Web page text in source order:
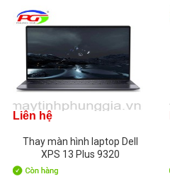
Liên hệ
Thay màn hình laptop Dell
XPS 13 Plus 9320